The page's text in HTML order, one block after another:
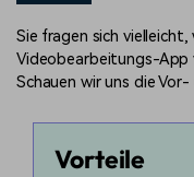
Sie fragen sich vielleicht,
Videobearbeitungs-App
Schauen wir uns die
Vorteile